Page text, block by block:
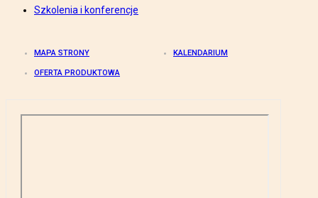
Szkolenia i konferencje
MAPA STRONY KALENDARIUM
OFERTA PRODUKTOWA